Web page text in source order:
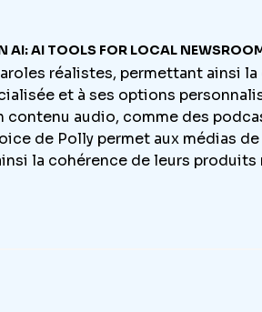
AI: AI TOOLS FOR LOCAL
réalistes, permettant ainsi
et à ses options
audio, comme des
de Polly permet aux médias
la cohérence de leurs produits